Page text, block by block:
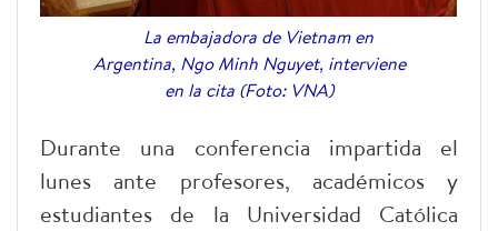
La embajadora de Vietnam en
Argentina, Ngo Minh Nguyet, interviene
en la cita (Foto: VNA)
Durante una conferencia impartida el
lunes ante profesores, académicos y
estudiantes de la Universidad Católica